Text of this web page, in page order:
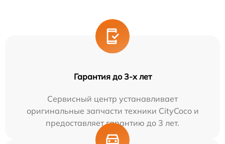
Гарантия до 3-х лет
Сервисный центр устанавливает
оригинальные запчасти техники CityCoco и
предоставляет гарантию до 3 лет.